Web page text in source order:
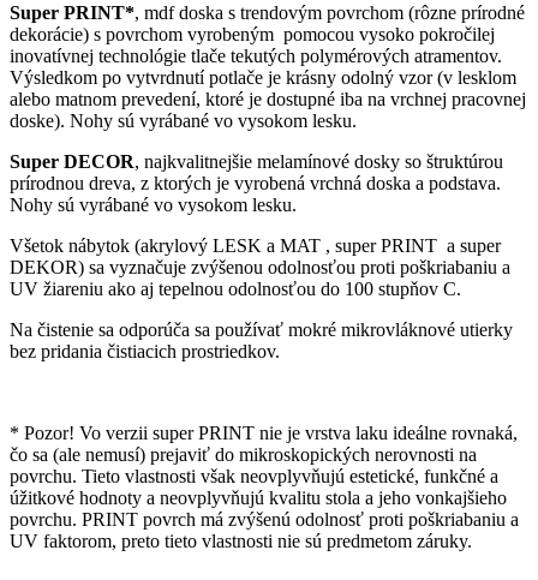
Super PRINT*, mdf doska s trendovým povrchom (rôzne prírodné
dekorácie) s povrchom vyrobeným pomocou vysoko pokročilej
inovatívnej technológie tlače tekutých polymérových atramentov.
Výsledkom po vytvrdnutí potlače je krásny odolný vzor (v lesklom
alebo matnom prevedení, ktoré je dostupné iba na vrchnej pracovnej
doske). Nohy sú vyrábané vo vysokom lesku.
Super DECOR, najkvalitnejšie melamínové dosky so štruktúrou
prírodnou dreva, z ktorých je vyrobená vrchná doska a podstava.
Nohy sú vyrábané vo vysokom lesku.
Všetok nábytok (akrylový LESK a MAT , super PRINT a super
DEKOR) sa vyznačuje zvýšenou odolnosťou proti poškriabaniu a
UV žiareniu ako aj tepelnou odolnosťou do 100 stupňov C.
Na čistenie sa odporúča sa používať mokré mikrovláknové utierky
bez pridania čistiacich prostriedkov.
* Pozor! Vo verzii super PRINT nie je vrstva laku ideálne rovnaká,
čo sa (ale nemusí) prejaviť do mikroskopických nerovnosti na
povrchu. Tieto vlastnosti však neovplyvňujú estetické, funkčné a
úžitkové hodnoty a neovplyvňujú kvalitu stola a jeho vonkajšieho
povrchu. PRINT povrch má zvýšenú odolnosť proti poškriabaniu a
UV faktorom, preto tieto vlastnosti nie sú predmetom záruky.